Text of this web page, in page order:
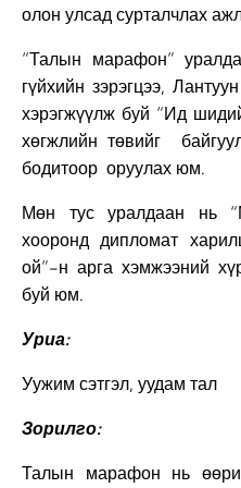
олон улсад сурталчлах
“Талын марафон”
гүйхийн зэрэгцээ,
хэрэгжүүлж буй “Ид
хөгжлийн төвийг
бодитоор оруулах юм.
Мөн тус уралдаан нь
хооронд дипломат
ой”-н арга хэмжээний
буй юм.
Уриа:
Уужим сэтгэл, уудам тал
Зорилго:
Талын марафон нь